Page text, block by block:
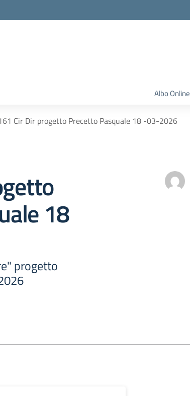
Albo Online
Cir Dir progetto Precetto Pasquale 18 -03-2026
18
progetto